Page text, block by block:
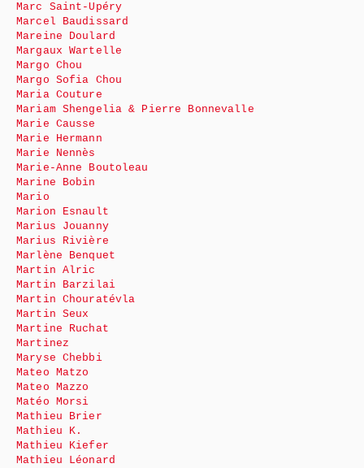
Marc Saint-Upéry
Marcel Baudissard
Mareine Doulard
Margaux Wartelle
Margo Chou
Margo Sofia Chou
Maria Couture
Mariam Shengelia & Pierre Bonnevalle
Marie Causse
Marie Hermann
Marie Nennès
Marie-Anne Boutoleau
Marine Bobin
Mario
Marion Esnault
Marius Jouanny
Marius Rivière
Marlène Benquet
Martin Alric
Martin Barzilai
Martin Chouratévla
Martin Seux
Martine Ruchat
Martinez
Maryse Chebbi
Mateo Matzo
Mateo Mazzo
Matéo Morsi
Mathieu Brier
Mathieu K.
Mathieu Kiefer
Mathieu Léonard